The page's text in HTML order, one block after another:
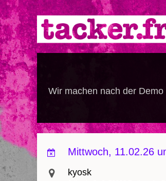
Direkt
zum
Inhalt
Wir machen nach der
Mittwoch, 11.02.26
kyosk